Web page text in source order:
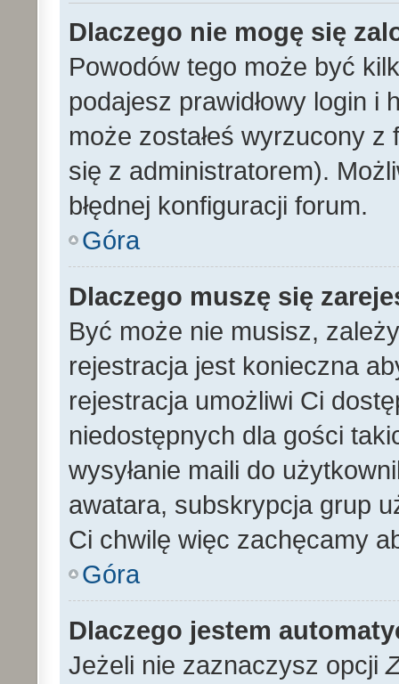
Dlaczego nie mogę się
Powodów tego może być
podajesz prawidłowy login i
może zostałeś wyrzucony
się z administratorem).
błędnej konfiguracji forum.
Góra
Dlaczego muszę się
Być może nie musisz,
rejestracja jest konieczna
rejestracja umożliwi Ci
niedostępnych dla gości
wysyłanie maili do
awatara, subskrypcja grup
Ci chwilę więc zachęcamy
Góra
Dlaczego jestem
Jeżeli nie zaznaczysz opcji